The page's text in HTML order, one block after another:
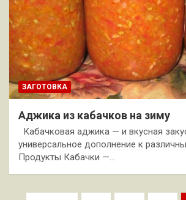
ЗАГОТОВКА
Аджика из кабачков на зиму
Кабачковая аджика — и вкусная
универсальное дополнение к
Продукты Кабачки —…